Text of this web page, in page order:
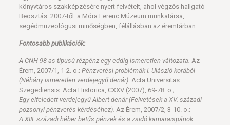
könyvtáros szakképzésére nyert felvételt, ahol végzős hallgató
Beosztás: 2007-től a Móra Ferenc Múzeum munkatársa,
segédmuzeológusi minőségben, félállásban az éremtárban.
Fontosabb publikációk:
A CNH 98-as típusú rézpénz egy eddig ismeretlen változata. Az
Érem, 2007/1, 1-2. o.; Pénzverési problémák I. Ulászló korából
(Néhány ismeretlen verdejegyű denár). Acta Universitas
Szegediensis. Acta Historica, CXXV (2007), 69-78. o.;
Egy elfeledett verdejegyű Albert denár (Felvetések a XV. századi
pozsonyi pénzverés kérdéséhez). Az Érem, 2007/2, 3-10. o.;
A XIII. századi héber betűs pénzek és a zsidó kamaraispánok.